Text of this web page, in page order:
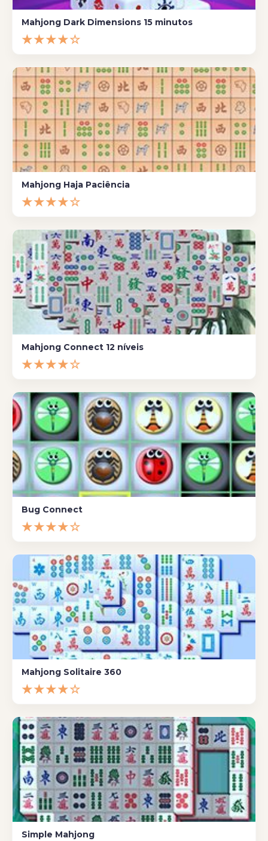
Mahjong Dark Dimensions 15 minutos
★★★★☆
Mahjong Haja Paciência
★★★★☆
Mahjong Connect 12 níveis
★★★★☆
Bug Connect
★★★★☆
Mahjong Solitaire 360
★★★★☆
Simple Mahjong